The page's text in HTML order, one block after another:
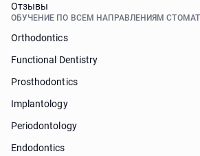
Отзывы
ОБУЧЕНИЕ ПО ВСЕМ НАПРАВЛЕНИЯМ
Orthodontics
Functional Dentistry
Prosthodontics
Implantology
Periodontology
Endodontics